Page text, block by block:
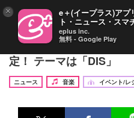
クリープハイプ、脳内博
定！ テーマは「DIS」
ニュース 音楽
イベント/レ
× e＋(イープラス)アプ
ト・ニュース・スマ
eplus inc.
無料 - Google Play